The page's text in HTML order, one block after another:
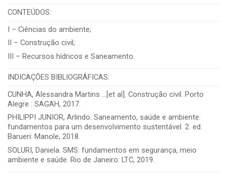
CONTEÚDOS:
I – Ciências do ambiente;
II – Construção civil;
III – Recursos hídricos e Saneamento.
INDICAÇÕES BIBLIOGRÁFICAS:
CUNHA, Alessandra Martins …[et al]. Construção civil. Porto
Alegre : SAGAH, 2017.
PHILIPPI JUNIOR, Arlindo. Saneamento, saúde e ambiente:
fundamentos para um desenvolvimento sustentável. 2. ed.
Barueri: Manole, 2018.
SOLURI, Daniela. SMS: fundamentos em segurança, meio
ambiente e saúde. Rio de Janeiro: LTC, 2019.